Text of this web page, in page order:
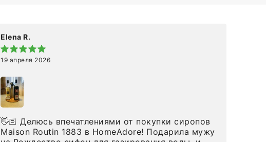
Elena R.
19 апреля 2026
👋🏻 Делюсь впечатлениями от покупки сиропов
Maison Routin 1883 в HomeAdore! Подарила мужу